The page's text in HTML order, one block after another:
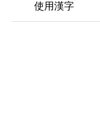
使用漢字